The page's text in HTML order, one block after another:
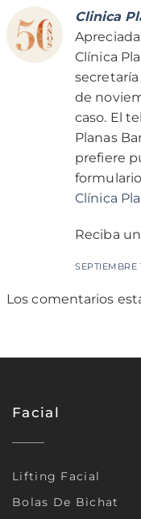
Clinica
Clínica
de
caso. El
Planas
prefiere
Clínica
Reciba
SEPTIEMBRE
Los comentarios
Facial
Lifting Facial
Bolas De Bichat